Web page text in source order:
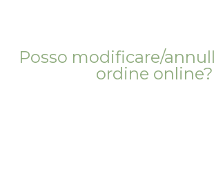
Posso modificare/
ordine online?